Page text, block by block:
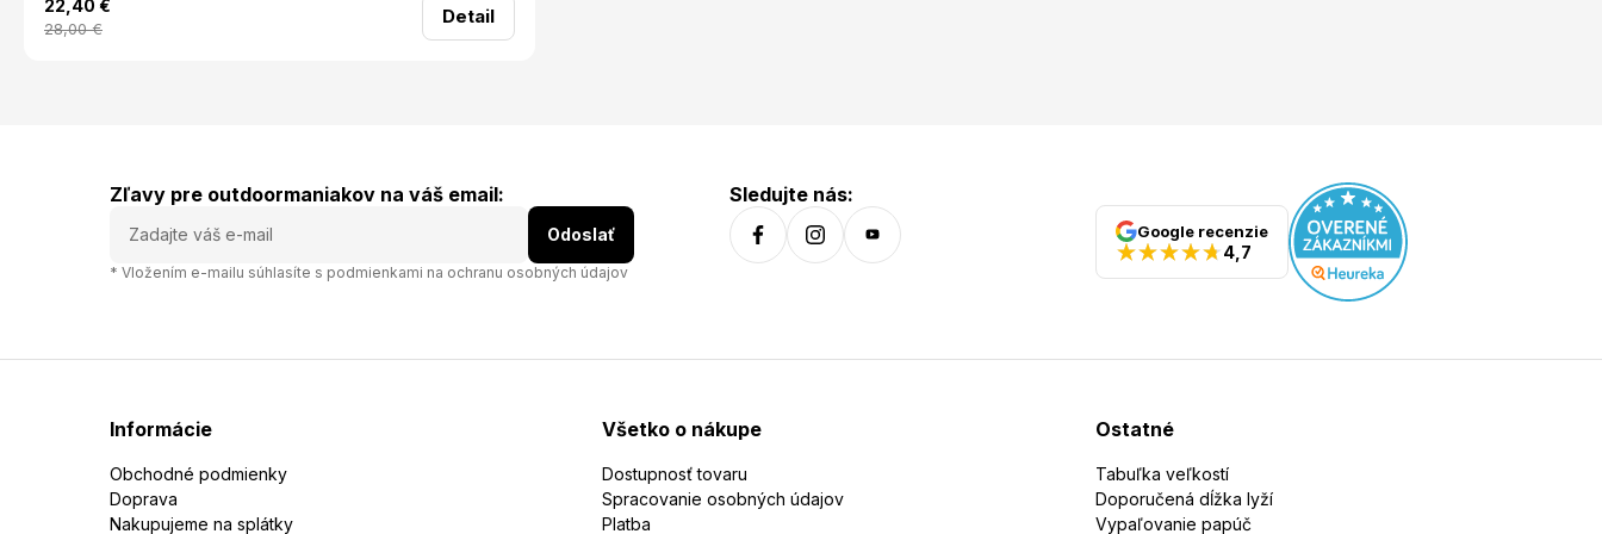
Minimalistický dizajn s logom La Sportiva vpredu pôsobí
športovo a moderne. Šilt vás ochráni pred slnkom bez
zbytočného prehrievania hlavy. Ideálny na trailový beh, letné
22,40 €
28,00€
Detail
Zľavy pre outdoormaniakov na váš email:
Odoslať
* Vložením e-mailu súhlasíte s podmienkami na ochranu osobných údajov
Sledujte nás:
Google recenzie
4,7
Informácie
Obchodné podmienky
Doprava
Nakupujeme na splátky
Všetko o nákupe
Dostupnosť tovaru
Spracovanie osobných údajov
Platba
Ostatné
Tabuľka veľkostí
Doporučená dĺžka lyží
Vypaľovanie papúč